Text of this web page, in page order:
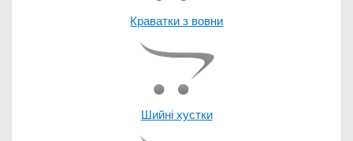
Краватки з вовни
Шийні хустки